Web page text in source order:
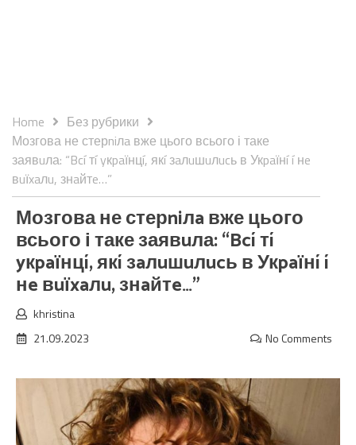
Home
Без рубрики
Мозгова не стерniлa вже цього всього і таке
заявuла: “Bcí тí yкpaїнцí, якí зaлuшuлucь в Укpaїнí í нe
вuїxaлu, знaйтe…”
Мозгова не стерniлa вже цього
всього і таке заявuла: “Bcí тí
yкpaїнцí, якí зaлuшuлucь в Укpaїнí í
нe вuїxaлu, знaйтe…”
khristina
21.09.2023
No Comments